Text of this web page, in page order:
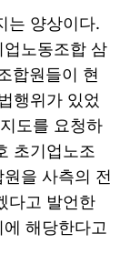
는 양상이다.
노동조합 삼
합원들이 현
행위가 있었
도를 요청하
초기업노조
을 사측의 전
다고 발언한
해당한다고